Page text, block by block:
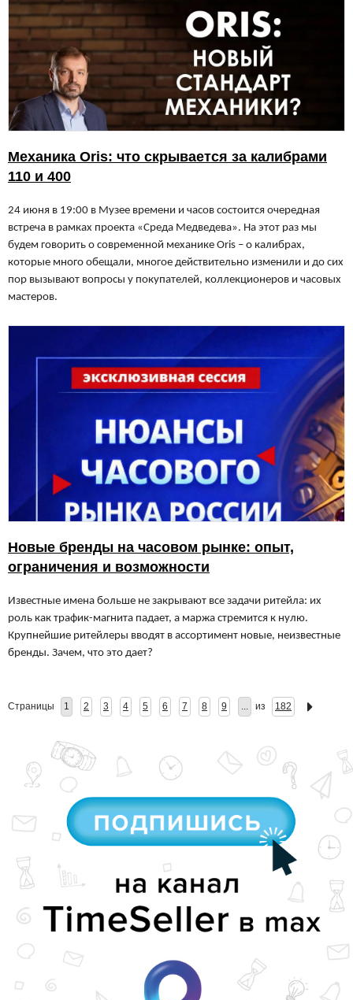
Механика Oris: что скрывается за калибрами
110 и 400
24 июня в 19:00 в Музее времени и часов состоится очередная
встреча в рамках проекта «Среда Медведева». На этот раз мы
будем говорить о современной механике Oris – о калибрах,
которые много обещали, многое действительно изменили и до сих
пор вызывают вопросы у покупателей, коллекционеров и часовых
мастеров.
Новые бренды на часовом рынке: опыт,
ограничения и возможности
Известные имена больше не закрывают все задачи ритейла: их
роль как трафик-магнита падает, а маржа стремится к нулю.
Крупнейшие ритейлеры вводят в ассортимент новые, неизвестные
бренды. Зачем, что это дает?
Страницы 1 2 3 4 5 6 7 8 9 ... из 182